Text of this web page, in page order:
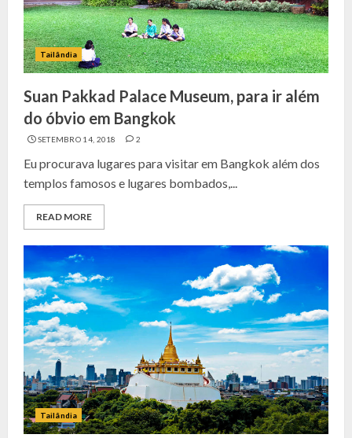
Tailândia
Suan Pakkad Palace Museum, para ir além
do óbvio em Bangkok
SETEMBRO 14, 2018 2
Eu procurava lugares para visitar em Bangkok além dos
templos famosos e lugares bombados,...
READ MORE
Tailândia